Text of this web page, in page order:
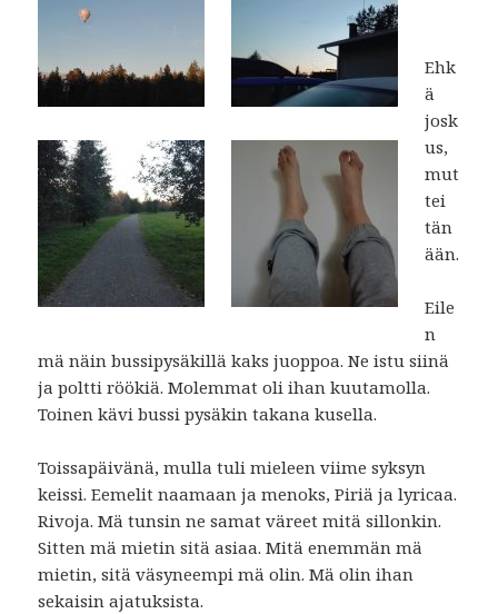
Ehk
ä
josk
us,
mut
tei
tän
ään.
Eile
n
mä näin bussipysäkillä kaks juoppoa. Ne istu siinä
ja poltti röökiä. Molemmat oli ihan kuutamolla.
Toinen kävi bussi pysäkin takana kusella.
Toissapäivänä, mulla tuli mieleen viime syksyn
keissi. Eemelit naamaan ja menoks, Piriä ja lyricaa.
Rivoja. Mä tunsin ne samat väreet mitä sillonkin.
Sitten mä mietin sitä asiaa. Mitä enemmän mä
mietin, sitä väsyneempi mä olin. Mä olin ihan
sekaisin ajatuksista.